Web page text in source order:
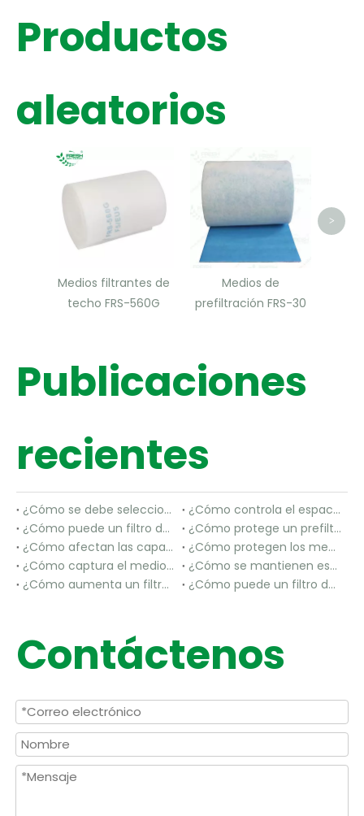
Productos
aleatorios
Medios filtrantes de
techo FRS-560G
Medios de
prefiltración FRS-30
>
Publicaciones
recientes
¿Cómo se debe seleccionar el sellador para un filtro HEPA de alta temperatura?
¿Cómo controla el espaciado de los pliegues la resistencia en un filtro HEPA de mini pliegues?
¿Cómo puede un filtro de bolsillo F9 contribuir a una mayor limpieza del aire de suministro?
¿Cómo protege un prefiltro de panel las bobinas HVAC?
¿Cómo afectan las capas de malla la capacidad de polvo del prefiltro de metal?
¿Cómo protegen los medios de prefiltración los filtros de aire de la etapa final?
¿Cómo captura el medio filtrante Paint Stop los diferentes tamaños de gotas de exceso de pulverización?
¿Cómo se mantienen estables los medios de fibra de vidrio para altas temperaturas bajo calor?
¿Cómo aumenta un filtro de aire de bolsillo el área de filtración efectiva?
¿Cómo puede un filtro de bolsillo no tejido mantener un flujo de aire uniforme entre los bolsillos?
Contáctenos